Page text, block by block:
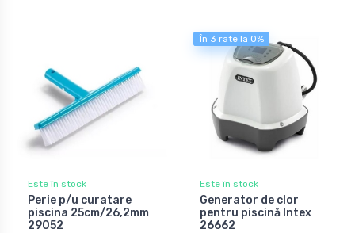
Este în stock
Perie p/u curatare
piscina 25cm/26,2mm
29052
În 3 rate la 0%
Este în stock
Generator de clor
pentru piscină Intex
26662